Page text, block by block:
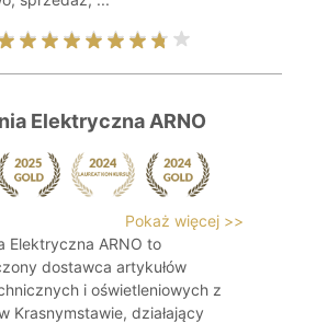
Elektryczna ARNO
Pokaż więcej >>
Elektryczna ARNO to
dostawca artykułów
i oświetleniowych z
Krasnymstawie, działający